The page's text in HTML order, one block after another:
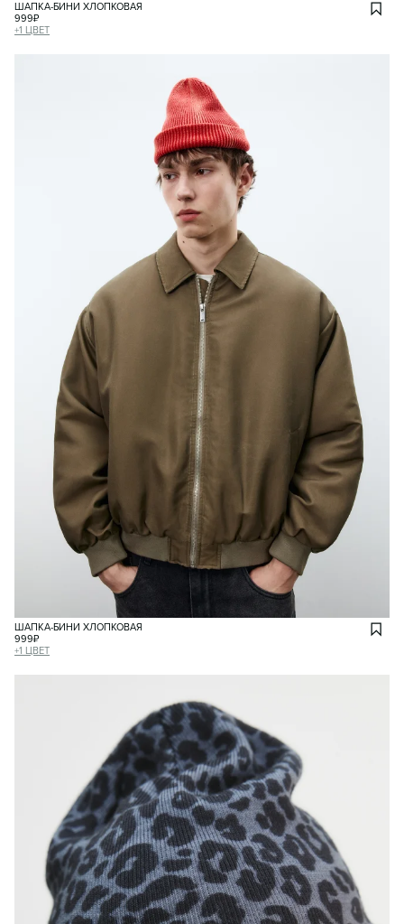
ШАПКА-БИНИ ХЛОПКОВАЯ
999₽
+1 ЦВЕТ
ШАПКА-БИНИ ХЛОПКОВАЯ
999₽
+1 ЦВЕТ